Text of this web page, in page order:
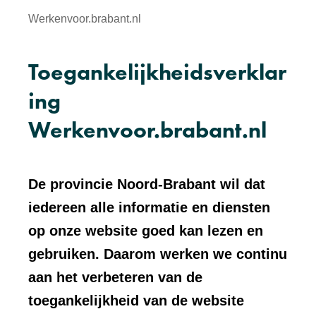
Werkenvoor.brabant.nl
Toegankelijkheidsverklar
ing
Werkenvoor.brabant.nl
De provincie Noord-Brabant wil dat
iedereen alle informatie en diensten
op onze website goed kan lezen en
gebruiken. Daarom werken we continu
aan het verbeteren van de
toegankelijkheid van de website